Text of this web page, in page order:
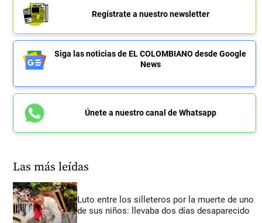
Regístrate a nuestro newsletter
Siga las noticias de EL COLOMBIANO desde Google
News
Únete a nuestro canal de Whatsapp
Las más leídas
Luto entre los silleteros por la muerte de uno
de sus niños: llevaba dos días desaparecido